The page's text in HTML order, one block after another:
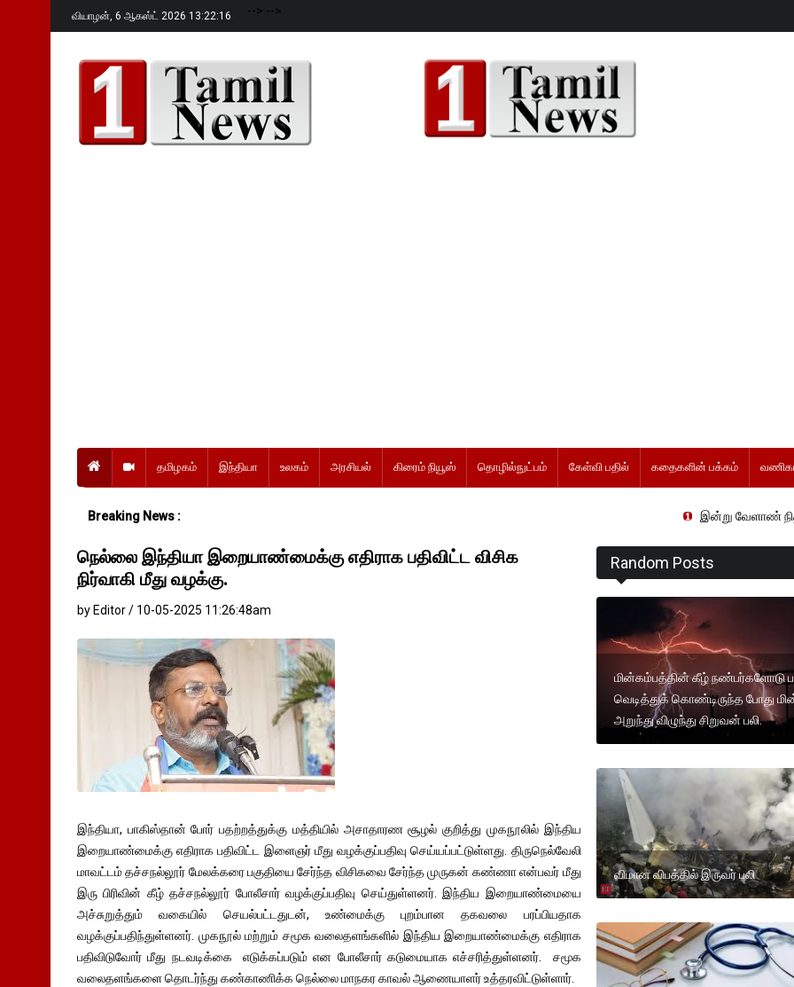
வியாழன், 6 ஆகஸ்ட் 2026 13:22:18 --> -->
தமிழகம் இந்தியா உலகம் அரசியல் கிரைம் நியூஸ் தொழில்நுட்பம் கேள்வி பதில் கதைகளின் பக்கம்
Breaking News : இன்று வேளாண் நிதிநிலை
நெல்லை இந்தியா இறையாண்மைக்கு எதிராக பதிவிட்ட விசிக
நிர்வாகி மீது வழக்கு.
by Editor / 10-05-2025 11:26:48am
இந்தியா, பாகிஸ்தான் போர் பதற்றத்துக்கு மத்தியில் அசாதாரண சூழல் குறித்து முகநூலில் இந்திய
இறையாண்மைக்கு எதிராக பதிவிட்ட இளைஞர் மீது வழக்குப்பதிவு செய்யப்பட்டுள்ளது. திருநெல்வேலி
மாவட்டம் தச்சநல்லூர் மேலக்கரை பகுதியை சேர்ந்த விசிகவை சேர்ந்த முருகன் கண்ணா என்பவர் மீது
இரு பிரிவின் கீழ் தச்சநல்லூர் போலீசார் வழக்குப்பதிவு செய்துள்ளனர். இந்திய இறையாண்மையை
அச்சுறுத்தும் வகையில் செயல்பட்டதுடன், உண்மைக்கு புறம்பான தகவலை பரப்பியதாக
வழக்குப்பதிந்துள்ளனர். முகநூல் மற்றும் சமூக வலைதளங்களில் இந்திய இறையாண்மைக்கு எதிராக
பதிவிடுவோர் மீது நடவடிக்கை எடுக்கப்படும் என போலீசார் கடுமையாக எச்சரித்துள்ளனர். சமூக
வலைதளங்களை தொடர்ந்து கண்காணிக்க நெல்லை மாநகர காவல் ஆணையாளர் உத்தரவிட்டுள்ளார்.
Random Posts
மின்கம்பத்தின் கீழ் நண்பர்களோடு
வெடித்துக் கொண்டிருந்த போது
அறுந்து விழுந்து சிறுவன் பலி.
விமான விபத்தில் இருவர் பலி